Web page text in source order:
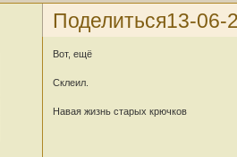
Поделиться13-06-
Вот, ещё
Склеил.
Навая жизнь старых крючков